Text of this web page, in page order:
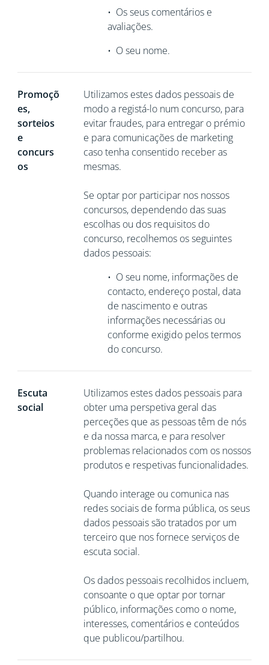
• Os seus comentários e
avaliações.
• O seu nome.
Promoçõ
es,
sorteios
e
concurs
os
Utilizamos estes dados pessoais de
modo a registá-lo num concurso, para
evitar fraudes, para entregar o prémio
e para comunicações de marketing
caso tenha consentido receber as
mesmas.
Se optar por participar nos nossos
concursos, dependendo das suas
escolhas ou dos requisitos do
concurso, recolhemos os seguintes
dados pessoais:
• O seu nome, informações de
contacto, endereço postal, data
de nascimento e outras
informações necessárias ou
conforme exigido pelos termos
do concurso.
Escuta
social
Utilizamos estes dados pessoais para
obter uma perspetiva geral das
perceções que as pessoas têm de nós
e da nossa marca, e para resolver
problemas relacionados com os nossos
produtos e respetivas funcionalidades.
Quando interage ou comunica nas
redes sociais de forma pública, os seus
dados pessoais são tratados por um
terceiro que nos fornece serviços de
escuta social.
Os dados pessoais recolhidos incluem,
consoante o que optar por tornar
público, informações como o nome,
interesses, comentários e conteúdos
que publicou/partilhou.